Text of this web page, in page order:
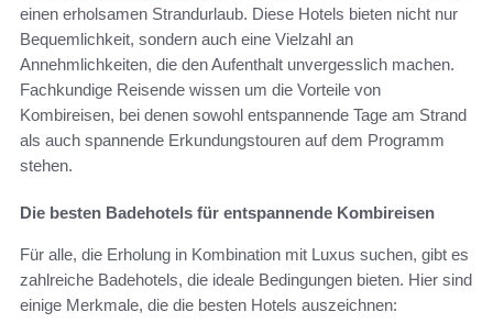
einen erholsamen Strandurlaub. Diese Hotels bieten nicht nur
Bequemlichkeit, sondern auch eine Vielzahl an
Annehmlichkeiten, die den Aufenthalt unvergesslich machen.
Fachkundige Reisende wissen um die Vorteile von
Kombireisen, bei denen sowohl entspannende Tage am Strand
als auch spannende Erkundungstouren auf dem Programm
stehen.
Die besten Badehotels für entspannende Kombireisen
Für alle, die Erholung in Kombination mit Luxus suchen, gibt es
zahlreiche Badehotels, die ideale Bedingungen bieten. Hier sind
einige Merkmale, die die besten Hotels auszeichnen: